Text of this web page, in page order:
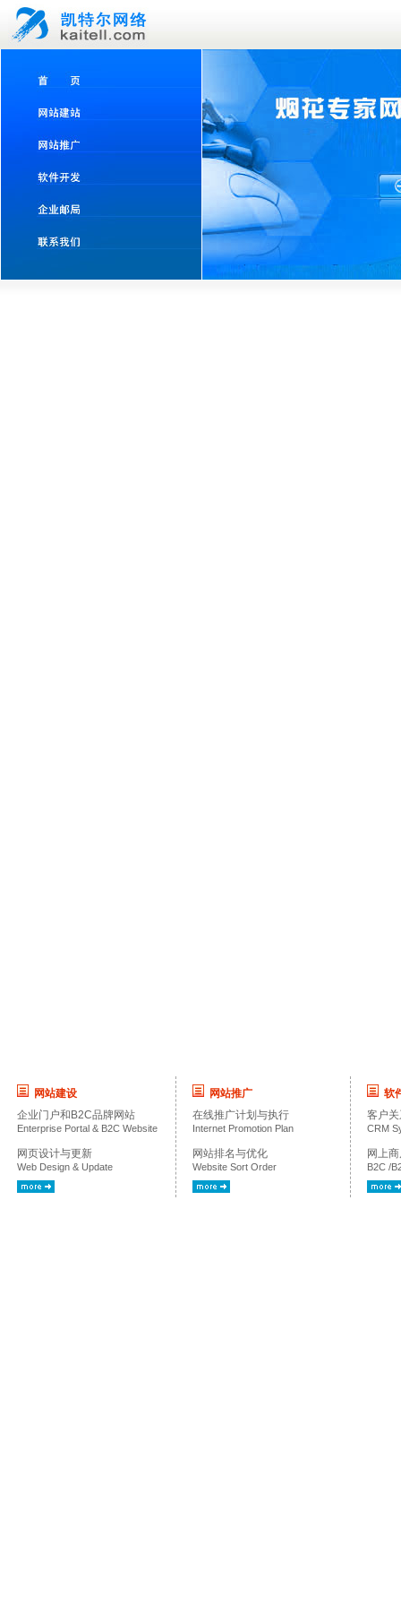
网站建设
企业门户和B2C品牌网站
Enterprise Portal & B2C Website
网页设计与更新
Web Design & Update
网站推广
在线推广计划与执行
Internet Promotion Plan
网站排名与优化
Website Sort Order
软
客户
CRM
网上
B2C /